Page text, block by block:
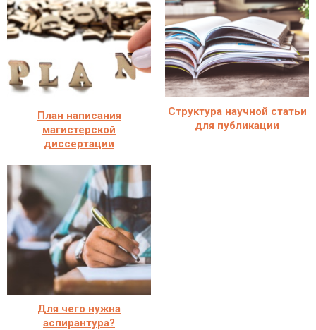
План написания
магистерской
диссертации
Структура научной статьи
для публикации
Для чего нужна
аспирантура?